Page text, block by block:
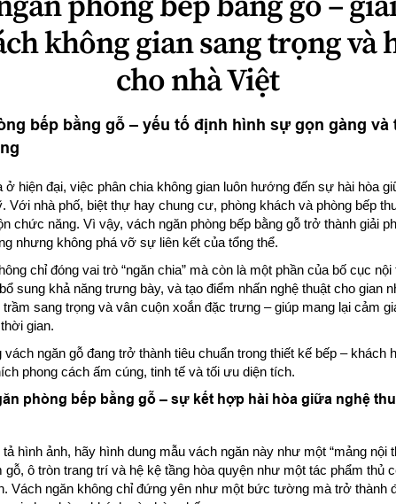
không gian sang trọng và
cho nhà Việt
bếp bằng gỗ – yếu tố định hình sự gọn gàng và
ở hiện đại, việc phân chia không gian luôn hướng đến sự hài hòa
Với nhà phố, biệt thự hay chung cư, phòng khách và phòng bếp
chức năng. Vì vậy, vách ngăn phòng bếp bằng gỗ trở thành giải
nhưng không phá vỡ sự liên kết của tổng thể.
chỉ đóng vai trò “ngăn chia” mà còn là một phần của bố cục
sung khả năng trưng bày, và tạo điểm nhấn nghệ thuật cho gian
sang trọng và vân cuộn xoắn đặc trưng – giúp mang lại cảm
gian.
ngăn gỗ đang trở thành tiêu chuẩn trong thiết kế bếp – khách
phong cách ấm cúng, tinh tế và tối ưu diện tích.
phòng bếp bằng gỗ – sự kết hợp hài hòa giữa nghệ
hình ảnh, hãy hình dung mẫu vách ngăn này như một “mảng nội
ô tròn trang trí và hệ kệ tầng hòa quyện như một tác phẩm thủ
Vách ngăn không chỉ đứng yên như một bức tường mà trở thành